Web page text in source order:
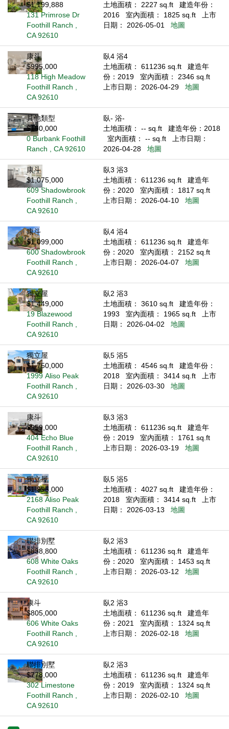
$1,199,888
131 Primrose Dr
Foothill Ranch ,
CA 92610
土地面積： 2227 sq.ft
建造年份：
2016
室內面積： 1825 sq.ft
上市
日期： 2026-05-01
地圖
康斗
$995,000
118 High Meadow
Foothill Ranch ,
CA 92610
臥4 浴4
土地面積： 611236 sq.ft
建造年
份：2019
室內面積： 2346 sq.ft
上市日期： 2026-04-29
地圖
其他類型
$150,000
0 Burbank Foothill
Ranch , CA 92610
臥- 浴-
土地面積： -- sq.ft
建造年份：2018
室內面積： -- sq.ft
上市日期：
2026-04-28
地圖
康斗
$1,075,000
609 Shadowbrook
Foothill Ranch ,
CA 92610
臥3 浴3
土地面積： 611236 sq.ft
建造年
份：2020
室內面積： 1817 sq.ft
上市日期： 2026-04-10
地圖
康斗
$1,099,000
600 Shadowbrook
Foothill Ranch ,
CA 92610
臥4 浴4
土地面積： 611236 sq.ft
建造年
份：2020
室內面積： 2152 sq.ft
上市日期： 2026-04-07
地圖
獨立屋
$1,449,000
19 Blazewood
Foothill Ranch ,
CA 92610
臥2 浴3
土地面積： 3610 sq.ft
建造年份：
1993
室內面積： 1965 sq.ft
上市
日期： 2026-04-02
地圖
獨立屋
$1,750,000
1999 Aliso Peak
Foothill Ranch ,
CA 92610
臥5 浴5
土地面積： 4546 sq.ft
建造年份：
2018
室內面積： 3414 sq.ft
上市
日期： 2026-03-30
地圖
康斗
$959,000
404 Echo Blue
Foothill Ranch ,
CA 92610
臥3 浴3
土地面積： 611236 sq.ft
建造年
份：2019
室內面積： 1761 sq.ft
上市日期： 2026-03-19
地圖
獨立屋
$1,996,000
2168 Aliso Peak
Foothill Ranch ,
CA 92610
臥5 浴5
土地面積： 4027 sq.ft
建造年份：
2018
室內面積： 3414 sq.ft
上市
日期： 2026-03-13
地圖
聯排別墅
$838,800
608 White Oaks
Foothill Ranch ,
CA 92610
臥2 浴3
土地面積： 611236 sq.ft
建造年
份：2020
室內面積： 1453 sq.ft
上市日期： 2026-03-12
地圖
康斗
$805,000
606 White Oaks
Foothill Ranch ,
CA 92610
臥2 浴3
土地面積： 611236 sq.ft
建造年
份：2021
室內面積： 1324 sq.ft
上市日期： 2026-02-18
地圖
聯排別墅
$778,000
302 Limestone
Foothill Ranch ,
CA 92610
臥2 浴3
土地面積： 611236 sq.ft
建造年
份：2019
室內面積： 1324 sq.ft
上市日期： 2026-02-10
地圖